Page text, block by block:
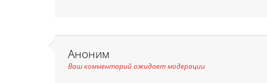
Аноним
Ваш комментарий ожидает модерации